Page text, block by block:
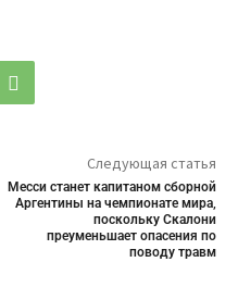
Следующая статья
Месси станет капитаном сборной
Аргентины на чемпионате мира,
поскольку Скалони
преуменьшает опасения по
поводу травм